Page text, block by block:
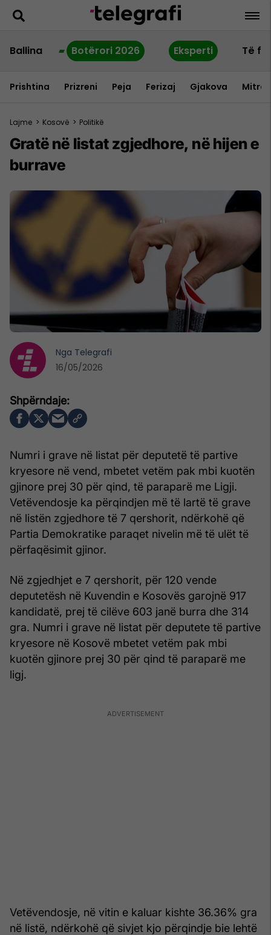
Ballina Botërori 2026 Eksperti Të
Prishtina Prizreni Peja Ferizaj Gjakova
Lajme > Kosovë > Politikë
Gratë në listat zgjedhore, në hijen e
burrave
Numri i grave në listat për deputetë të partive
kryesore në vend, mbetet vetëm pak mbi kuotën
gjinore prej 30 për qind, të paraparë me Ligji.
Vetëvendosje ka përqindjen më të lartë të grave
në listën zgjedhore të 7 qershorit, ndërkohë që
Partia Demokratike paraqet nivelin më të ulët të
përfaqësimit gjinor.
Në zgjedhjet e 7 qershorit, për 120 vende
deputetësh në Kuvendin e Kosovës garojnë 917
kandidatë, prej të cilëve 603 janë burra dhe 314
gra. Numri i grave në listat për deputete të partive
kryesore në Kosovë mbetet vetëm pak mbi
kuotën gjinore prej 30 për qind të paraparë me
ligj.
Vetëvendosje, në vitin e kaluar kishte 36.36% gra
në listë, ndërkohë që sivjet kjo përqindje bie lehtë
Nga Telegrafi
16/05/2026